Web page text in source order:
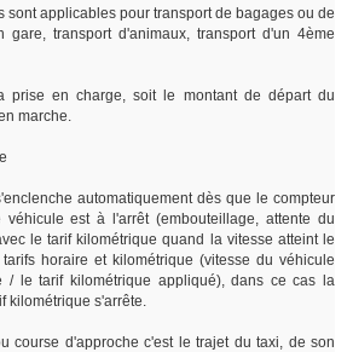
sont applicables pour transport de bagages ou de
transport d'animaux, transport d'un 4ème
prise en charge, soit le montant de départ du
marche.
automatiquement dès que le compteur
est à l'arrêt (embouteillage, attente du
le tarif kilométrique quand la vitesse atteint le
horaire et kilométrique (vitesse du véhicule
/ le tarif kilométrique appliqué), dans ce cas la
kilométrique s'arrête.
course d'approche c'est le trajet du taxi, de son